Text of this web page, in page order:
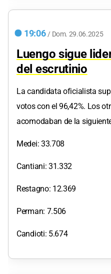
19:06 / Dom. 29.06.2025
Luengo sigue
del escrutinio
La candidata oficialista
votos con el 96,42%. Los
acomodaban de la
Medei: 33.708
Cantiani: 31.332
Restagno: 12.369
Perman: 7.506
Candioti: 5.674